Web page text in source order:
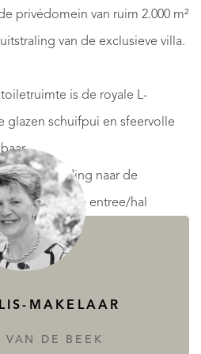
privédomein van ruim 2.000 m²
van de exclusieve villa.
is de royale L-
glazen schuifpui en sfeervolle
verbinding naar de
vanuit de entree/hal
2 fijne slaapvertrekken en een
zich de master bedroom
luxueuze badkamer voorzien
MAKELAAR
VAN DE BEEK